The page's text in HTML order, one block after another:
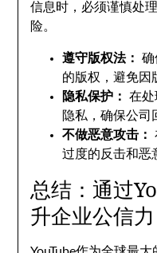
信息时，必须谨慎处
险。
遵守版权法：确
的版权，避免因
隐私保护：在处
隐私，确保公司
不做恶意攻击：
过度的反击和恶
总结：通过
升企业公信力